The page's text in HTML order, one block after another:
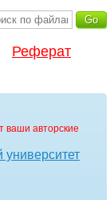
Реферат
ваши авторские